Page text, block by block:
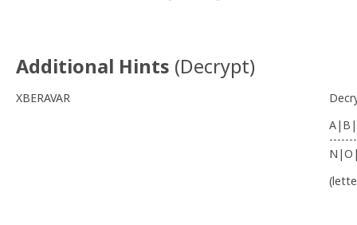
Additional Hints (Decrypt)
XBERAVAR